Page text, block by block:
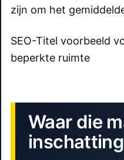
zijn om het
SEO-Titel voorbeeld
beperkte ruimte
Waar die